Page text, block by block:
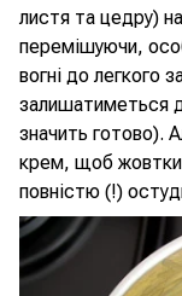
листя та цедру)
перемішуючи,
вогні до легкого
залишатиметься
значить готово).
крем, щоб жовтки
повністю (!)